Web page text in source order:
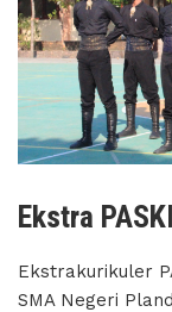
Ekstra
Ekstrakurikuler
SMA Negeri